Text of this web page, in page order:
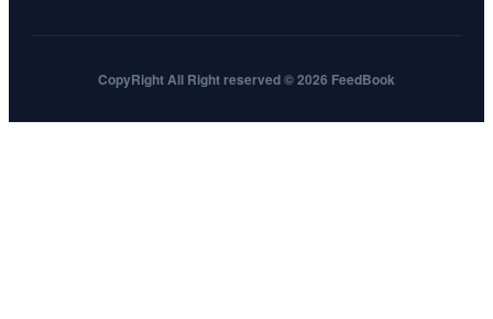
CopyRight All Right reserved © 2026 FeedBook